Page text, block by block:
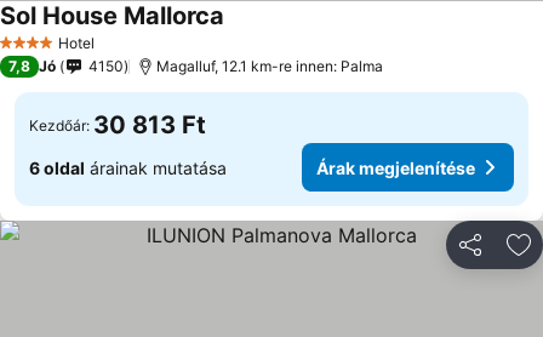
4 KategóriaHotel
Sol House Mallorca
7,8 Jó 4150 Magalluf, 12.1 km-re innen: Palma
Kezdőár: 30 813 Ft
6 oldal árainak mutatása Árak megjelenítése